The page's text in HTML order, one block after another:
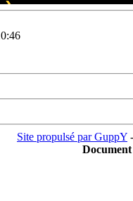
Site propulsé par GuppY
Document